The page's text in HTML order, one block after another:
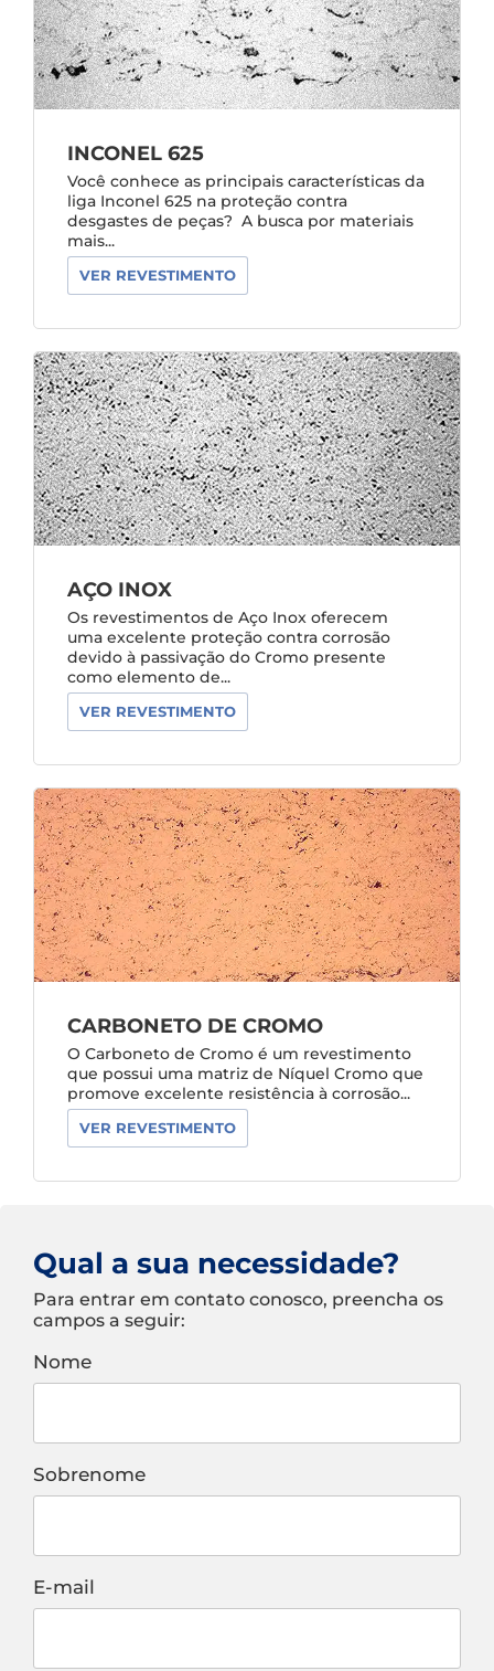
INCONEL 625
Você conhece as principais características da
liga Inconel 625 na proteção contra
desgastes de peças? A busca por materiais
mais...
VER REVESTIMENTO
AÇO INOX
Os revestimentos de Aço Inox oferecem
uma excelente proteção contra corrosão
devido à passivação do Cromo presente
como elemento de...
VER REVESTIMENTO
CARBONETO DE CROMO
O Carboneto de Cromo é um revestimento
que possui uma matriz de Níquel Cromo que
promove excelente resistência à corrosão...
VER REVESTIMENTO
Qual a sua necessidade?
Para entrar em contato conosco, preencha os
campos a seguir:
Nome
Sobrenome
E-mail